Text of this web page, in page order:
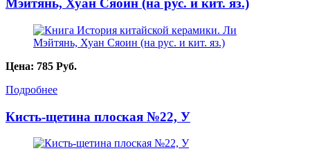
Мэйтянь, Хуан Сяоин (на рус. и кит. яз.)
Цена: 785 Руб.
Подробнее
Кисть-щетина плоская №22, У